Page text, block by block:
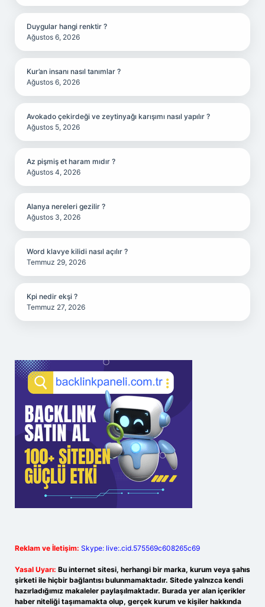
Duygular hangi renktir ?
Ağustos 6, 2026
Kur’an insanı nasıl tanımlar ?
Ağustos 6, 2026
Avokado çekirdeği ve zeytinyağı karışımı nasıl yapılır ?
Ağustos 5, 2026
Az pişmiş et haram mıdır ?
Ağustos 4, 2026
Alanya nereleri gezilir ?
Ağustos 3, 2026
Word klavye kilidi nasıl açılır ?
Temmuz 29, 2026
Kpi nedir ekşi ?
Temmuz 27, 2026
Reklam ve İletişim: Skype: live:.cid.575569c608265c69
Yasal Uyarı: Bu internet sitesi, herhangi bir marka, kurum veya şahıs
şirketi ile hiçbir bağlantısı bulunmamaktadır. Sitede yalnızca kendi
hazırladığımız makaleler paylaşılmaktadır. Burada yer alan içerikler
haber niteliği taşımamakta olup, gerçek kurum ve kişiler hakkında